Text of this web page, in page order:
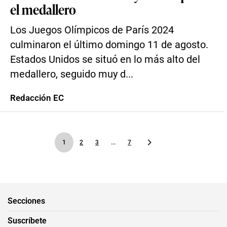
el medallero
Los Juegos Olímpicos de París 2024
culminaron el último domingo 11 de agosto.
Estados Unidos se situó en lo más alto del
medallero, seguido muy d...
Redacción EC
1 2 3 ... 7
Secciones
Suscríbete